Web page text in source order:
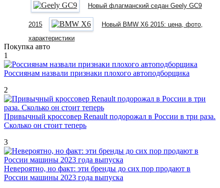
Новый флагманский седан Geely GC9
2015
Новый BMW X6 2015: цена, фото,
характеристики
Покупка авто
1
Россиянам назвали признаки плохого автоподборщика
2
Привычный кроссовер Renault подорожал в России в три раза.
Сколько он стоит теперь
3
Невероятно, но факт: эти бренды до сих пор продают в
России машины 2023 года выпуска